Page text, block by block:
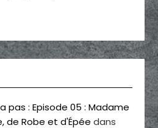
pas : Episode 05 : Madame
de Robe et d'Épée dans